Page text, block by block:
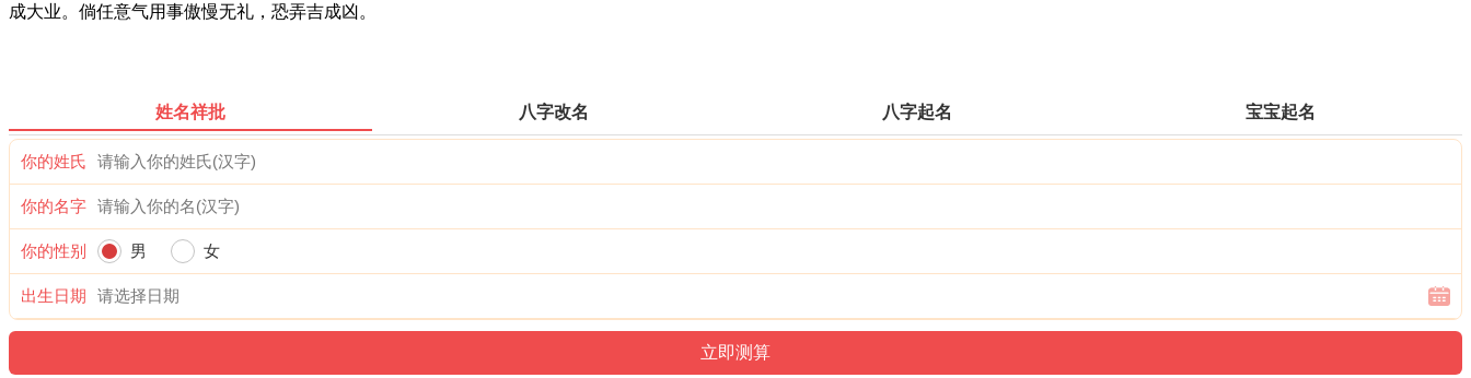
成大业。倘任意气用事傲慢无礼，恐弄吉成凶。
姓名祥批 八字改名 八字起名 宝宝起名
你的姓氏
你的名字
你的性别 男 女
出生日期